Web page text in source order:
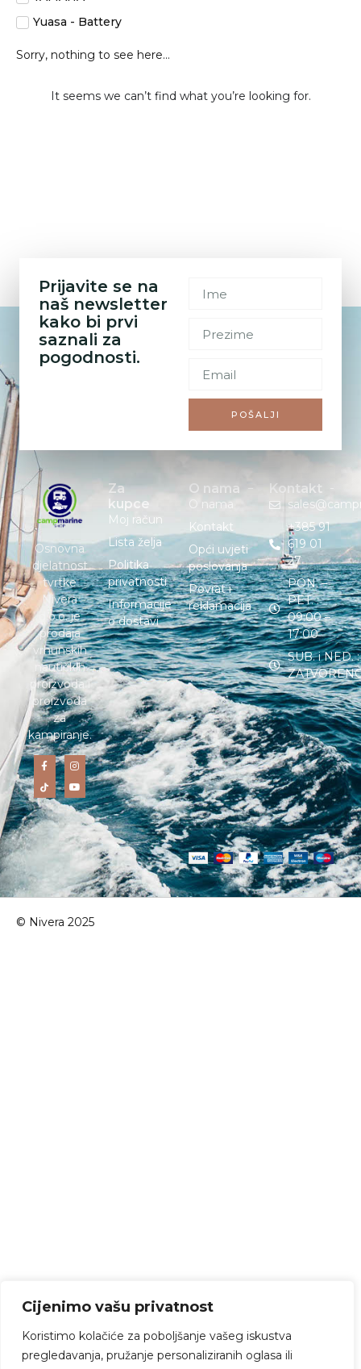
Cijenimo vašu privatnost
Koristimo kolačiće za poboljšanje vašeg iskustva
pregledavanja, pružanje personaliziranih oglasa ili
Yuasa - Battery
Sorry, nothing to see here...
It seems we can’t find what you’re looking for.
Prijavite se na
naš newsletter
kako bi prvi
saznali za
pogodnosti.
POŠALJI
Osnovna
djelatnost
tvrtke
Nivera
d.o.o. je
prodaja
vrhunskih
nautičkih
proizvoda i
proizvoda
za
kampiranje.
Za
kupce
Moj račun
Lista želja
Politika
privatnosti
Informacije
o dostavi
O nama
O nama
Kontakt
Opći uvjeti
poslovanja
Povrat i
reklamacija
Kontakt
+385 91
619 01
27
PON. –
PET. :
09:00 –
17:00
SUB. i NED. :
© Nivera 2025